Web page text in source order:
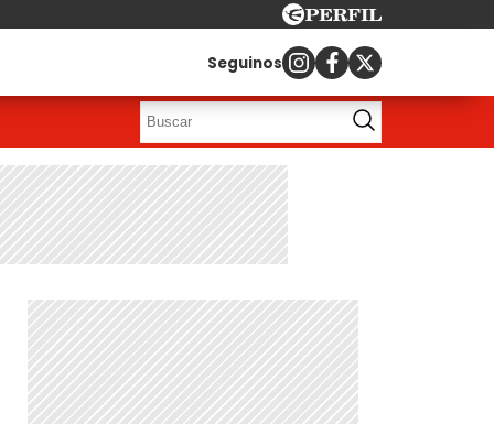
Seguinos